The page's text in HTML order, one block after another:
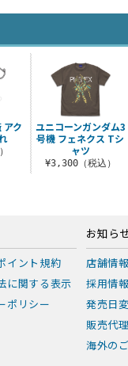
アク
ユニコーンガンダム3
号機 フェネクス Tシ
ャツ
¥3,300（税込）
イント規約
に関する表示
ポリシー
お知ら
店舗情報
採用情報
発売日
販売代
海外の